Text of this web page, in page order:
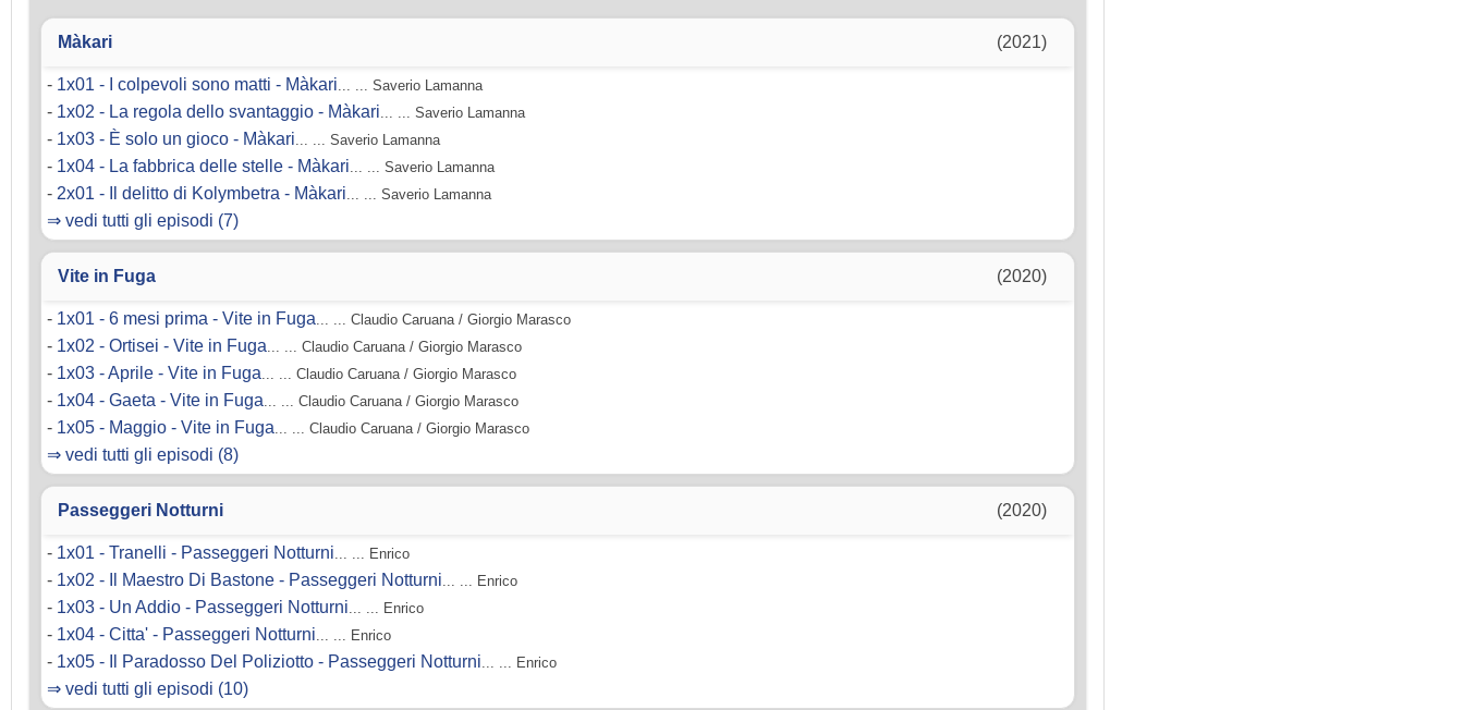
Màkari (2021)
- 1x01 - I colpevoli sono matti - Màkari... ... Saverio Lamanna
- 1x02 - La regola dello svantaggio - Màkari... ... Saverio Lamanna
- 1x03 - È solo un gioco - Màkari... ... Saverio Lamanna
- 1x04 - La fabbrica delle stelle - Màkari... ... Saverio Lamanna
- 2x01 - Il delitto di Kolymbetra - Màkari... ... Saverio Lamanna
⇒ vedi tutti gli episodi (7)
Vite in Fuga (2020)
- 1x01 - 6 mesi prima - Vite in Fuga... ... Claudio Caruana / Giorgio Marasco
- 1x02 - Ortisei - Vite in Fuga... ... Claudio Caruana / Giorgio Marasco
- 1x03 - Aprile - Vite in Fuga... ... Claudio Caruana / Giorgio Marasco
- 1x04 - Gaeta - Vite in Fuga... ... Claudio Caruana / Giorgio Marasco
- 1x05 - Maggio - Vite in Fuga... ... Claudio Caruana / Giorgio Marasco
⇒ vedi tutti gli episodi (8)
Passeggeri Notturni (2020)
- 1x01 - Tranelli - Passeggeri Notturni... ... Enrico
- 1x02 - Il Maestro Di Bastone - Passeggeri Notturni... ... Enrico
- 1x03 - Un Addio - Passeggeri Notturni... ... Enrico
- 1x04 - Citta' - Passeggeri Notturni... ... Enrico
- 1x05 - Il Paradosso Del Poliziotto - Passeggeri Notturni... ... Enrico
⇒ vedi tutti gli episodi (10)